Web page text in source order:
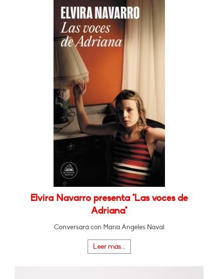
Elvira Navarro presenta "Las voces de
Adriana"
Conversará con María Ángeles Naval
Leer más...